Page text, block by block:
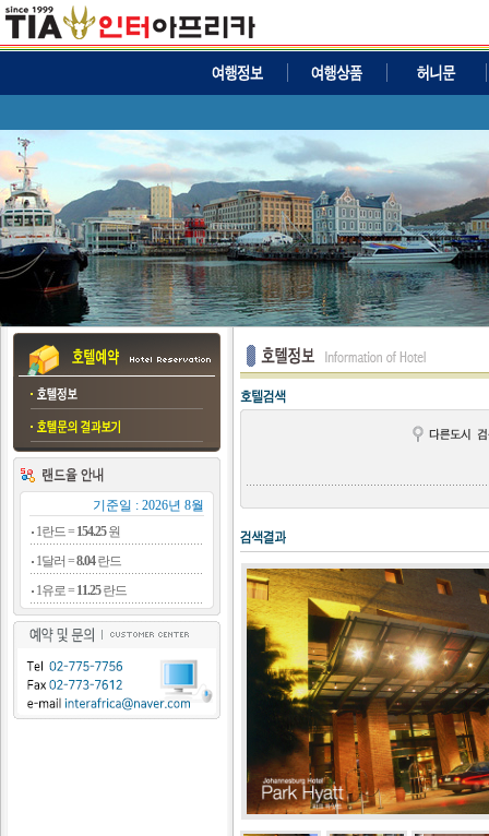
기준일 : 2026년 8월
1란드 = 154.25원
1달러 =8.04란드
1유로 = 11.25란드